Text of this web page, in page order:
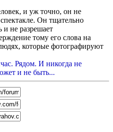
и уж точно, он не
Он тщательно
не разрешает
тому его слова на
которые фотографируют
Рядом. И никогда не
и не быть...